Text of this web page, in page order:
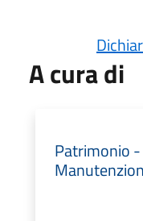
A cura di
Patrimonio